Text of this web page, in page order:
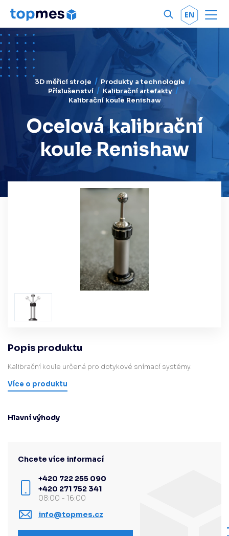
EN Menu
3D měřicí stroje
Produkty a technologie
Příslušenství
Kalibrační artefakty
Kalibrační koule Renishaw
Ocelová kalibrační
koule Renishaw
Popis produktu
Kalibrační koule určená pro dotykové snímací systémy.
Více o produktu
Hlavní výhody
Chcete více informací
+420 722 255 090
+420 271 752 341
08:00 - 16:00
info@topmes.cz